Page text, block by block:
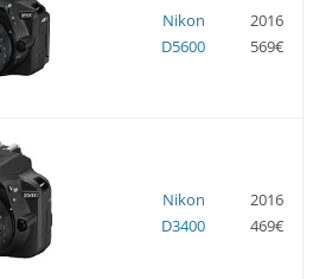
Nikon
D5600
2016
569€
Nikon
D3400
2016
469€